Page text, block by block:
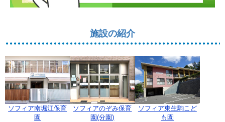
施設の紹介
ソフィア南堀江保育
園
ソフィアのぞみ保育
園(分園)
ソフィア東生駒こど
も園